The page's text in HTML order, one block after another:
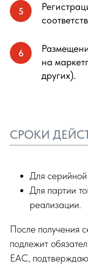
на
других).
СРОКИ
Для
Для партии
реализации.
После получения
подлежит
ЕАС,